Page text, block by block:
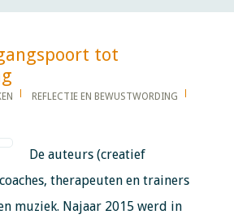
tot
REFLECTIE EN BEWUSTWORDING
De auteurs (creatief
therapeuten en trainers
muziek. Najaar 2015 werd in